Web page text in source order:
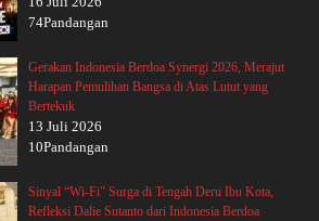
74Pandangan
Gerakan Indonesia Berdoa Synergi 2026, Merajut
Harapan Pemulihan Bangsa di Atas Lutut yang
Bertekuk
13 Juli 2026
10Pandangan
Sinyal “Wi-Fi” Surga di Tengah Deru Ibu Kota,
Refleksi Dalie Sutanto dari Indonesia Berdoa